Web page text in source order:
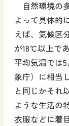
自然環境の
よって具体的
えば、気候区
が18℃以上で
平均気温では
象庁）に相当
と同じかそれ
ような生活の
衣服などに着